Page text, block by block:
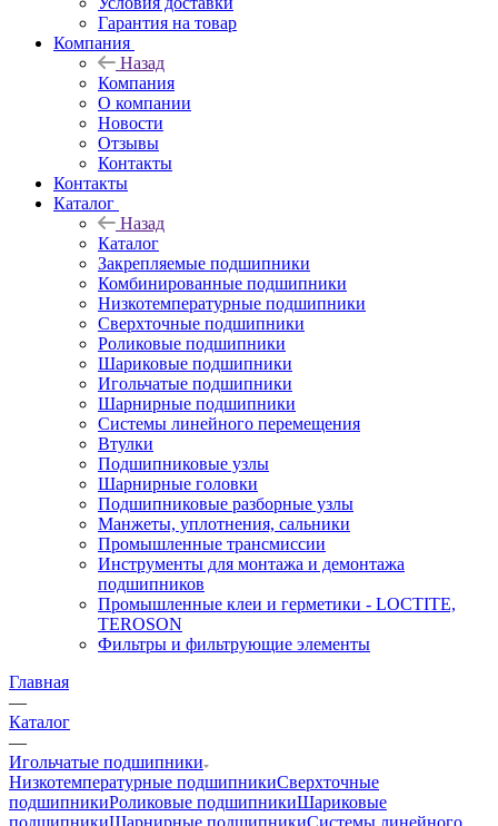
Гарантия на товар
Компания
Назад
Компания
О компании
Новости
Отзывы
Контакты
Контакты
Каталог
Назад
Каталог
Закрепляемые подшипники
Комбинированные подшипники
Низкотемпературные подшипники
Сверхточные подшипники
Роликовые подшипники
Шариковые подшипники
Игольчатые подшипники
Шарнирные подшипники
Системы линейного перемещения
Втулки
Подшипниковые узлы
Шарнирные головки
Подшипниковые разборные узлы
Манжеты, уплотнения, сальники
Промышленные трансмиссии
Инструменты для монтажа и демонтажа
подшипников
Промышленные клеи и герметики - LOCTITE,
TEROSON
Фильтры и фильтрующие элементы
Главная
—
Каталог
—
Игольчатые подшипники
Низкотемпературные подшипникиСверхточные
подшипникиРоликовые подшипникиШариковые
подшипникиШарнирные подшипникиСистемы линейного